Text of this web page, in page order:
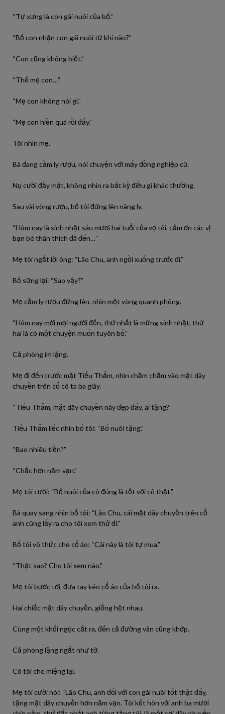
“Tự xưng là con gái nuôi của bố.”
“Bố con nhận con gái nuôi từ khi nào?”
“Con cũng không biết.”
“Thế mẹ con…”
“Mẹ con không nói gì.”
“Mẹ con hiền quá rồi đấy.”
Tôi nhìn mẹ.
Bà đang cầm ly rượu, nói chuyện với mấy đồng nghiệp cũ.
Nụ cười đầy mặt, không nhìn ra bất kỳ điều gì khác thường.
Sau vài vòng rượu, bố tôi đứng lên nâng ly.
“Hôm nay là sinh nhật sáu mươi hai tuổi của vợ tôi, cảm ơn các vị
bạn bè thân thích đã đến…”
Mẹ tôi ngắt lời ông: “Lão Chu, anh ngồi xuống trước đi.”
Bố sững lại: “Sao vậy?”
Mẹ cầm ly rượu đứng lên, nhìn một vòng quanh phòng.
“Hôm nay mời mọi người đến, thứ nhất là mừng sinh nhật, thứ
hai là có một chuyện muốn tuyên bố.”
Cả phòng im lặng.
Mẹ đi đến trước mặt Tiểu Thẩm, nhìn chằm chằm vào mặt dây
chuyền trên cổ cô ta ba giây.
“Tiểu Thẩm, mặt dây chuyền này đẹp đấy, ai tặng?”
Tiểu Thẩm liếc nhìn bố tôi: “Bố nuôi tặng.”
“Bao nhiêu tiền?”
“Chắc hơn năm vạn.”
Mẹ tôi cười: “Bố nuôi của cô đúng là tốt với cô thật.”
Bà quay sang nhìn bố tôi: “Lão Chu, cái mặt dây chuyền trên cổ
anh cũng lấy ra cho tôi xem thử đi.”
Bố tôi vô thức che cổ áo: “Cái này là tôi tự mua.”
“Thật sao? Cho tôi xem nào.”
Mẹ tôi bước tới, đưa tay kéo cổ áo của bố tôi ra.
Hai chiếc mặt dây chuyền, giống hệt nhau.
Cùng một khối ngọc cắt ra, đến cả đường vân cũng khớp.
Cả phòng lặng ngắt như tờ.
Cô tôi che miệng lại.
Mẹ tôi cười nói: “Lão Chu, anh đối với con gái nuôi tốt thật đấy,
tặng mặt dây chuyền hơn năm vạn. Tôi kết hôn với anh ba mươi